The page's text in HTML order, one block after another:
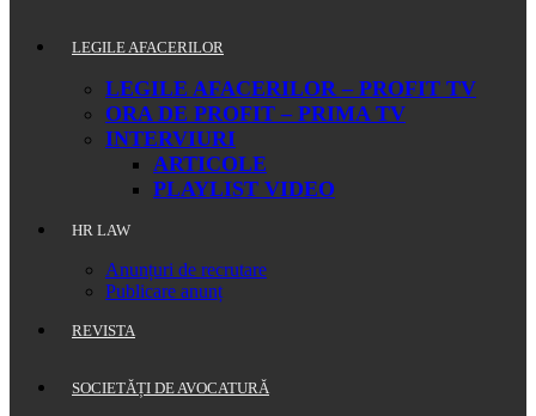
LEGILE AFACERILOR
LEGILE AFACERILOR – PROFIT TV
ORA DE PROFIT – PRIMA TV
INTERVIURI
ARTICOLE
PLAYLIST VIDEO
HR LAW
Anunțuri de recrutare
Publicare anunț
REVISTA
SOCIETĂȚI DE AVOCATURĂ